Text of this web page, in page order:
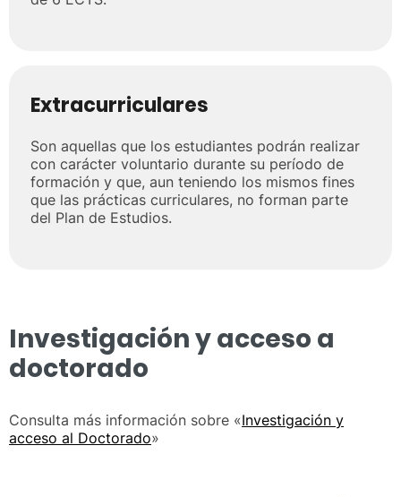
Extracurriculares
Son aquellas que los estudiantes podrán realizar
con carácter voluntario durante su período de
formación y que, aun teniendo los mismos fines
que las prácticas curriculares, no forman parte
del Plan de Estudios.
Investigación y acceso a
doctorado
Consulta más información sobre «Investigación y
acceso al Doctorado»